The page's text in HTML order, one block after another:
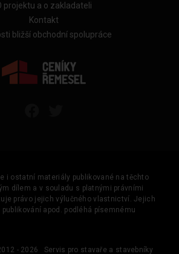
projektu a o zakladateli
Kontakt
bližší obchodní spolupráce
i ostatní materiály publikované na těchto
dílem a v souladu s platnými právními
právo jejich výlučného vlastnictví. Jejich
apod. podléhá písemnému
- 2026 Servis pro stavaře a stavebníky